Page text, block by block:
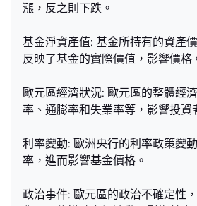
漲，反之則下跌。
基金淨資產值: 基金所持有的資產
反映了基金的實際價值，影響價格
歐元區經濟狀況: 歐元區的整體經
率、通膨率和失業率等，影響投資
利率變動: 歐洲央行的利率政策變
率，進而影響基金價格。
政治事件: 歐元區的政治不確定性